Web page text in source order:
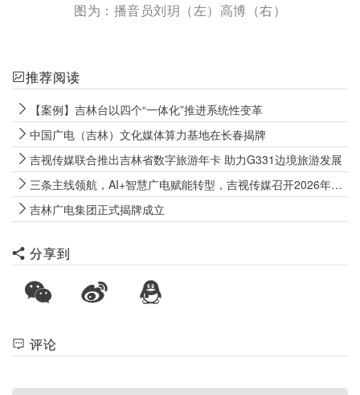
图为：播音员刘玥（左）高博（右）
推荐阅读
【案例】吉林台以四个“一体化”推进系统性变革
中国广电（吉林）文化媒体算力基地在长春揭牌
吉视传媒联合推出吉林省数字旅游年卡 助力G331边境旅游发展
三条主线领航，AI+智慧广电赋能转型，吉视传媒召开2026年工作会议
吉林广电集团正式揭牌成立
分享到
评论